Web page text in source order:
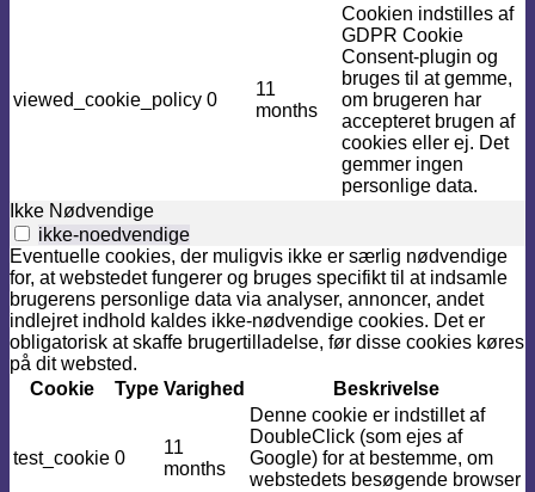
viewed_cookie_policy 0
11
months
Cookien indstilles af
GDPR Cookie
Consent-plugin og
bruges til at gemme,
om brugeren har
accepteret brugen af ​​
cookies eller ej. Det
gemmer ingen
personlige data.
Ikke Nødvendige
ikke-noedvendige
Eventuelle cookies, der muligvis ikke er særlig nødvendige
for, at webstedet fungerer og bruges specifikt til at indsamle
brugerens personlige data via analyser, annoncer, andet
indlejret indhold kaldes ikke-nødvendige cookies. Det er
obligatorisk at skaffe brugertilladelse, før disse cookies køres
på dit websted.
Cookie
Type Varighed Beskrivelse
test_cookie 0
11
months
Denne cookie er indstillet af
DoubleClick (som ejes af
Google) for at bestemme, om
webstedets besøgende browser